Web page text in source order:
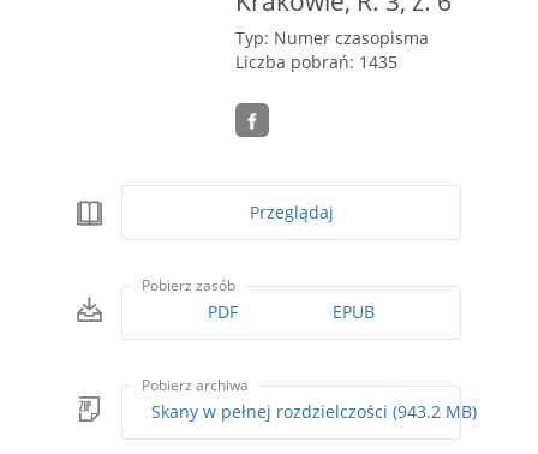
Typ: Numer czasopisma
Liczba pobrań: 1435
Przeglądaj
Pobierz zasób
PDF EPUB
Pobierz archiwa
Skany w pełnej rozdzielczości (943.2 MB)